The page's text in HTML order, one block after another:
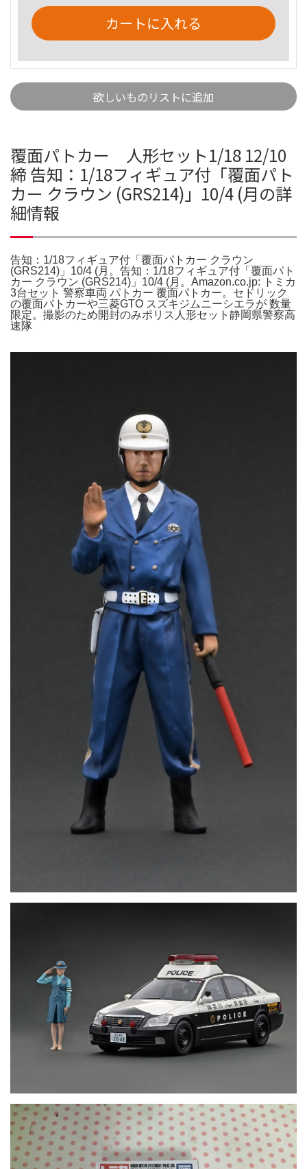
カートに入れる
欲しいものリストに追加
覆面パトカー 人形セット1/18 12/10
締 告知：1/18フィギュア付「覆面パト
カー クラウン (GRS214)」10/4 (月の詳
細情報
告知：1/18フィギュア付「覆面パトカー クラウン
(GRS214)」10/4 (月。告知：1/18フィギュア付「覆面パト
カー クラウン (GRS214)」10/4 (月。Amazon.co.jp: トミカ
3台セット 警察車両 パトカー 覆面パトカー。セドリック
の覆面パトカーや三菱GTO スズキジムニーシエラが 数量
限定。撮影のため開封のみポリス人形セット静岡県警察高
速隊